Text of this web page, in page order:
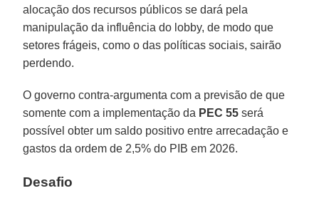
alocação dos recursos públicos se dará pela
manipulação da influência do lobby, de modo que
setores frágeis, como o das políticas sociais, sairão
perdendo.
O governo contra-argumenta com a previsão de que
somente com a implementação da PEC 55 será
possível obter um saldo positivo entre arrecadação e
gastos da ordem de 2,5% do PIB em 2026.
Desafio